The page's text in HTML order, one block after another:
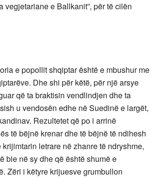
vegjetariane e Ballkanit”, për të cilën
e popollit shqiptar është e mbushur me
Dhe shi për këtë, për një arsye
që ta braktisin vendlindjen dhe ta
u vendosën edhe në Suedinë e largët,
Rezultetet që po i arrinë
të bëjnë krenar dhe të bëjnë të ndihesh
letrare në zhanre të ndryshme,
bie në sy dhe që është shumë e
Zëri i këtyre krijuesve grumbullon